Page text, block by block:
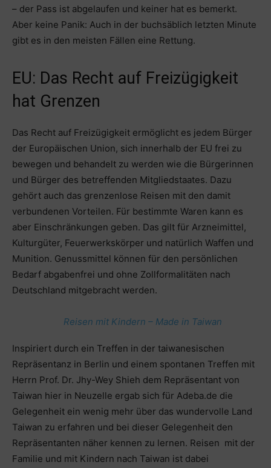
– der Pass ist abgelaufen und keiner hat es bemerkt.
Aber keine Panik: Auch in der buchsäblich letzten Minute
gibt es in den meisten Fällen eine Rettung.
EU: Das Recht auf Freizügigkeit
hat Grenzen
Das Recht auf Freizügigkeit ermöglicht es jedem Bürger
der Europäischen Union, sich innerhalb der EU frei zu
bewegen und behandelt zu werden wie die Bürgerinnen
und Bürger des betreffenden Mitgliedstaates. Dazu
gehört auch das grenzenlose Reisen mit den damit
verbundenen Vorteilen. Für bestimmte Waren kann es
aber Einschränkungen geben. Das gilt für Arzneimittel,
Kulturgüter, Feuerwerkskörper und natürlich Waffen und
Munition. Genussmittel können für den persönlichen
Bedarf abgabenfrei und ohne Zollformalitäten nach
Deutschland mitgebracht werden.
Reisen mit Kindern – Made in Taiwan
Inspiriert durch ein Treffen in der taiwanesischen
Repräsentanz in Berlin und einem spontanen Treffen mit
Herrn Prof. Dr. Jhy-Wey Shieh dem Repräsentant von
Taiwan hier in Neuzelle ergab sich für Adeba.de die
Gelegenheit ein wenig mehr über das wundervolle Land
Taiwan zu erfahren und bei dieser Gelegenheit den
Repräsentanten näher kennen zu lernen. Reisen mit der
Familie und mit Kindern nach Taiwan ist dabei